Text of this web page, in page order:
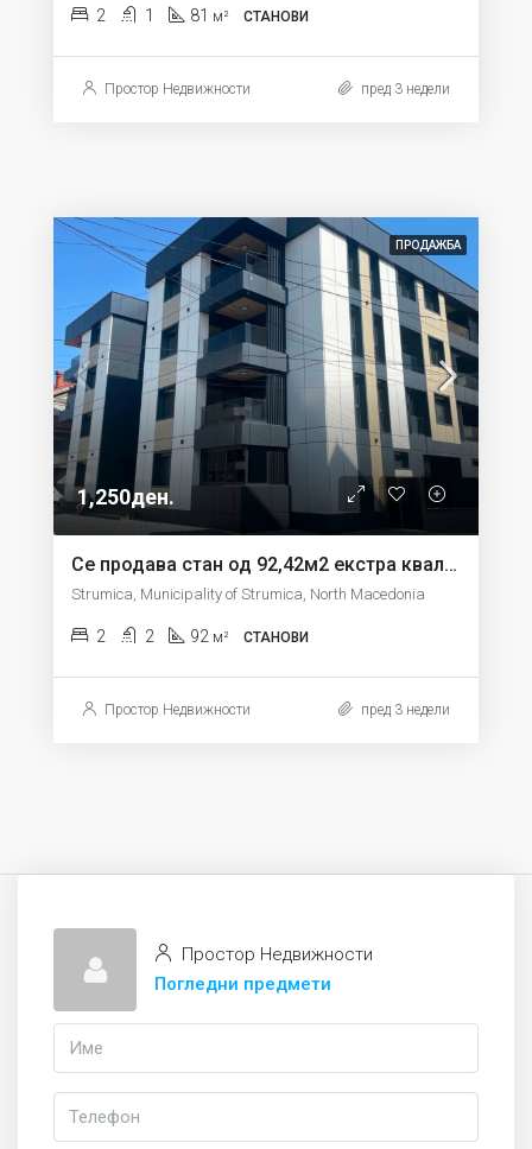
2 1 81 м² СТАНОВИ
Простор Недвижности пред 3 недели
ПРОДАЖБА
1,250ден.
Се продава стан од 92,42м2 екстра квалитет во Струмица
Strumica, Municipality of Strumica, North Macedonia
2 2 92 м² СТАНОВИ
Простор Недвижности пред 3 недели
Простор Недвижности
Погледни предмети